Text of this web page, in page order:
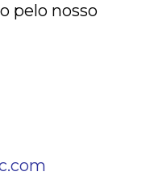
pelo nosso